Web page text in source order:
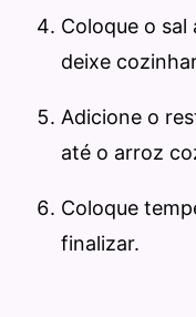
Coloque o sal
deixe
Adicione o
até o arroz
Coloque
finalizar.